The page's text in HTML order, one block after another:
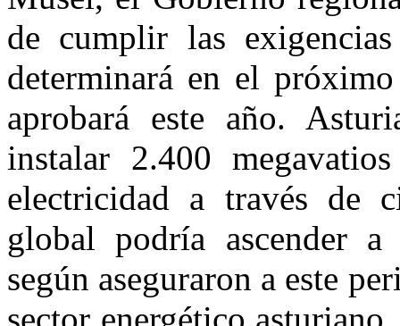
de cumplir las
determinará en el
aprobará este año.
instalar 2.400
electricidad a través de
global podría ascender
según aseguraron a este